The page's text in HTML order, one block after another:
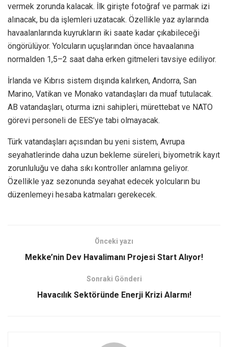
vermek zorunda kalacak. İlk girişte fotoğraf ve parmak izi
alınacak, bu da işlemleri uzatacak. Özellikle yaz aylarında
havaalanlarında kuyrukların iki saate kadar çıkabileceği
öngörülüyor. Yolcuların uçuşlarından önce havaalanına
normalden 1,5–2 saat daha erken gitmeleri tavsiye ediliyor.
İrlanda ve Kıbrıs sistem dışında kalırken, Andorra, San
Marino, Vatikan ve Monako vatandaşları da muaf tutulacak.
AB vatandaşları, oturma izni sahipleri, mürettebat ve NATO
görevi personeli de EES’ye tabi olmayacak.
Türk vatandaşları açısından bu yeni sistem, Avrupa
seyahatlerinde daha uzun bekleme süreleri, biyometrik kayıt
zorunluluğu ve daha sıkı kontroller anlamına geliyor.
Özellikle yaz sezonunda seyahat edecek yolcuların bu
düzenlemeyi hesaba katmaları gerekecek.
Önceki yazı
Mekke’nin Dev Havalimanı Projesi Start Alıyor!
Sonraki Gönderi
Havacılık Sektöründe Enerji Krizi Alarmı!